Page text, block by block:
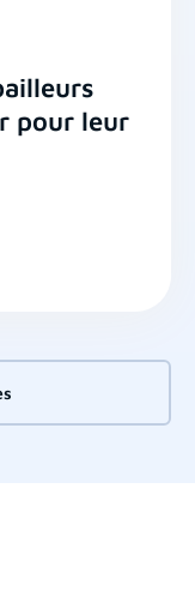
pour leur